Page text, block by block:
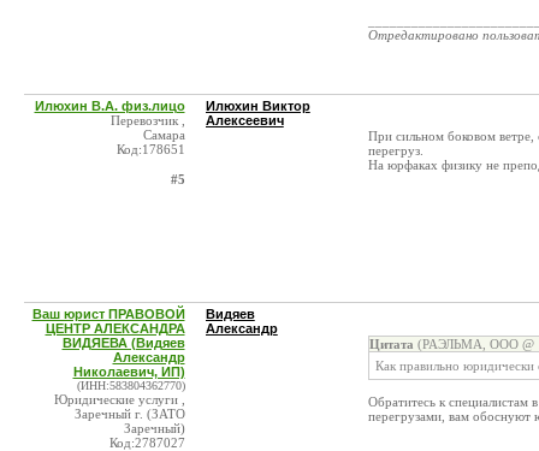
Отредактировано
Илюхин В.А. физ.лицо
Перевозчик ,
Самара
Код:178651
#5
Илюхин Виктор
Алексеевич
При сильном боковом ветре,
перегруз.
На юрфаках физику не
Ваш юрист ПРАВОВОЙ
ЦЕНТР АЛЕКСАНДРА
ВИДЯЕВА (Видяев
Александр
Николаевич, ИП)
(ИНН:583804362770)
Юридические услуги ,
Заречный г. (ЗАТО
Заречный)
Код:2787027
Видяев
Александр
Цитата (РАЭЛЬМА, ООО @
Как правильно юридически
Обратитесь к специалистам
перегрузами, вам обоснуют